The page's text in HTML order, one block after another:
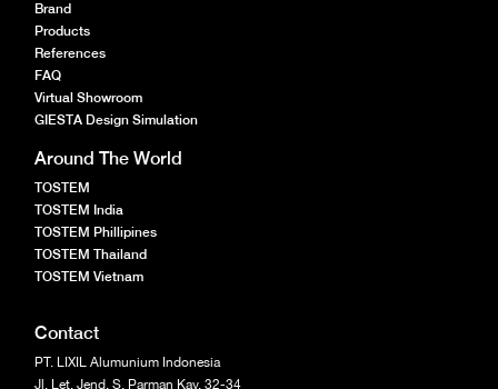
Brand
Products
References
FAQ
Virtual Showroom
GIESTA Design Simulation
Around The World
TOSTEM
TOSTEM India
TOSTEM Phillipines
TOSTEM Thailand
TOSTEM Vietnam
Contact
PT. LIXIL Alumunium Indonesia
Jl. Let. Jend. S. Parman Kav. 32-34